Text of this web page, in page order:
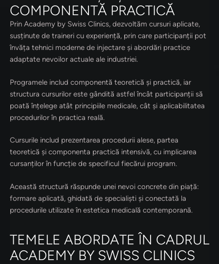
COMPONENTĂ PRACTICĂ
Prin Academy by Swiss Clinics, dezvoltăm cursuri aplicate,
susținute de traineri cu experiență, prin care participanții pot
învăța tehnici moderne de injectare și abordări practice
adaptate nevoilor actuale ale industriei.
Programele includ componentă teoretică și practică, iar
structura cursurilor este gândită astfel încât participanții să
poată înțelege atât principiile medicale, cât și aplicabilitatea
procedurilor în practica reală.
Cursurile includ prezentarea procedurii alese, partea
teoretică și componenta practică intensivă, cu implicarea
cursanților în funcție de specificul fiecărui program.
Această structură răspunde unei nevoi concrete din piață:
formare aplicată, ghidată de specialiști și conectată la
procedurile utilizate în estetica medicală contemporană.
TEMELE ABORDATE ÎN CADRUL
ACADEMY BY SWISS CLINICS